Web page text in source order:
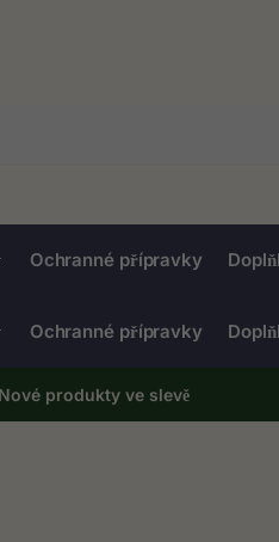
Ochranné přípravky
Ochranné přípravky
Nové produkty ve slevě